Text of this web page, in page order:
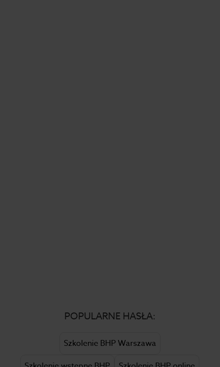
POPULARNE HASŁA:
Szkolenie BHP Warszawa